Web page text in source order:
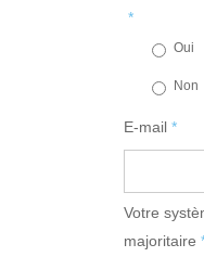
*
Oui
Non
E-mail *
Votre
majoritaire